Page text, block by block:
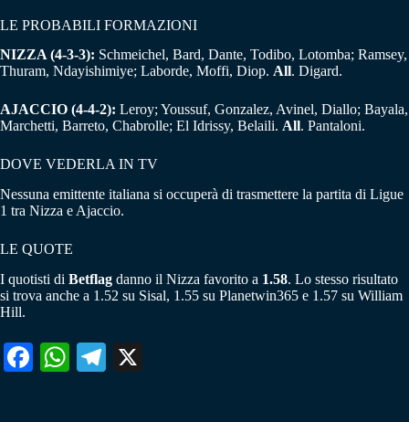
LE PROBABILI FORMAZIONI
NIZZA (4-3-3): Schmeichel, Bard, Dante, Todibo, Lotomba; Ramsey,
Thuram, Ndayishimiye; Laborde, Moffi, Diop. All. Digard.
AJACCIO (4-4-2): Leroy; Youssuf, Gonzalez, Avinel, Diallo; Bayala,
Marchetti, Barreto, Chabrolle; El Idrissy, Belaili. All. Pantaloni.
DOVE VEDERLA IN TV
Nessuna emittente italiana si occuperà di trasmettere la partita di Ligue
1 tra Nizza e Ajaccio.
LE QUOTE
I quotisti di Betflag danno il Nizza favorito a 1.58. Lo stesso risultato
si trova anche a 1.52 su Sisal, 1.55 su Planetwin365 e 1.57 su William
Hill.
Fa W
Te